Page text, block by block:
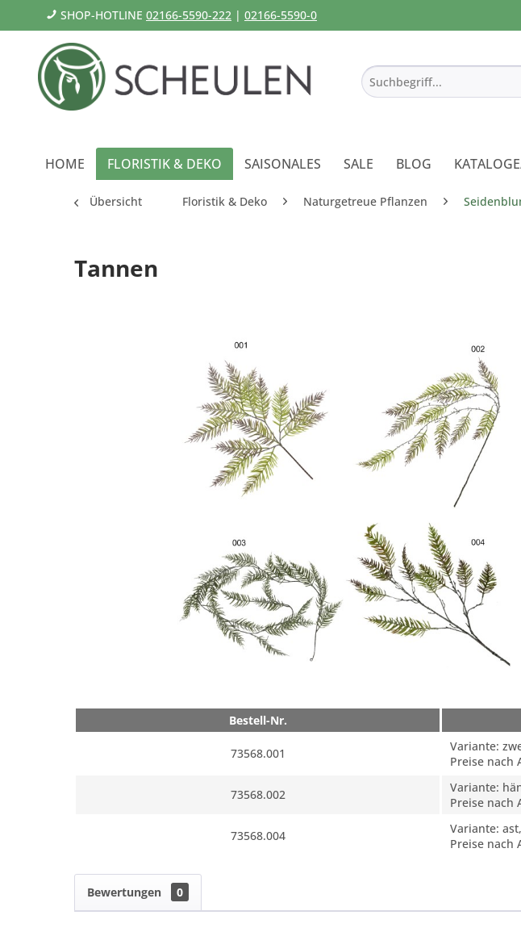
SHOP-HOTLINE 02166-5590-222 | 02166-5590-0
HOME FLORISTIK & DEKO SAISONALES SALE BLOG
Übersicht Floristik & Deko Naturgetreue Pflanzen
Tannen
Bestell-Nr.
73568.001
Variante:
Preise nach
73568.002
Variante:
Preise nach
73568.004
Variante:
Preise nach
Bewertungen 0